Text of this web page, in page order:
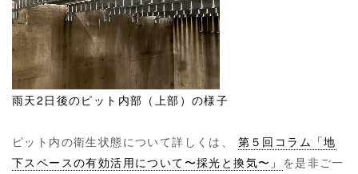
雨天2日後のピット内部（上部）の様子
ピット内の衛生状態について詳しくは、 第５回コラム「地
下スペースの有効活用について〜採光と換気〜」 を是非ご一